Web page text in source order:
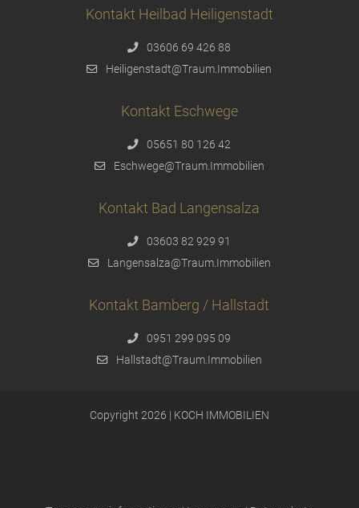
Kontakt Heilbad Heiligenstadt
03606 69 426 88
Heiligenstadt@Traum.Immobilien
Kontakt Eschwege
05651 80 126 42
Eschwege@Traum.Immobilien
Kontakt Bad Langensalza
03603 82 929 91
Langensalza@Traum.Immobilien
Kontakt Bamberg / Hallstadt
0951 299 095 09
Hallstadt@Traum.Immobilien
Copyright 2026 | KOCH IMMOBILIEN